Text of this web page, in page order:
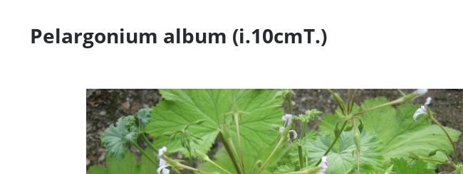
Pelargonium album (i.10cmT.)